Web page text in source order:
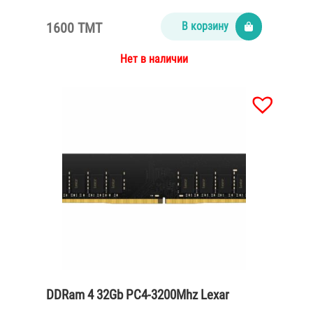
1600 TMT В корзину
Нет в наличии
DDRam 4 32Gb PC4-3200Mhz Lexar